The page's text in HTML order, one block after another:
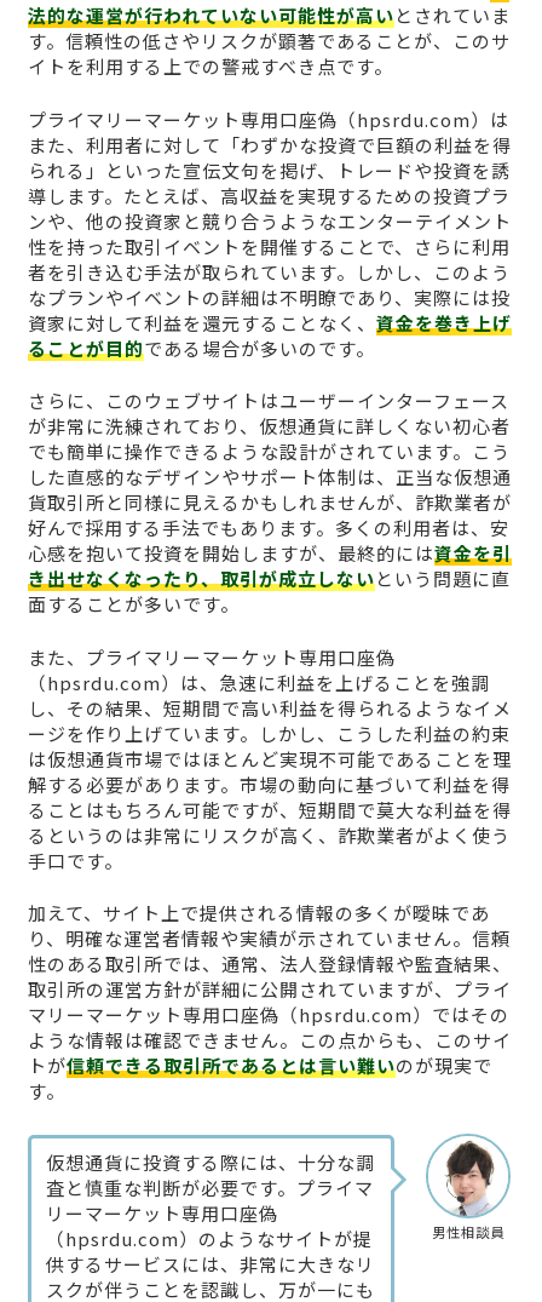
法的な運営が行われていない可能性が高いとされていま
す。信頼性の低さやリスクが顕著であることが、このサ
イトを利用する上での警戒すべき点です。
プライマリーマーケット専用口座偽（hpsrdu.com）は
また、利用者に対して「わずかな投資で巨額の利益を得
られる」といった宣伝文句を掲げ、トレードや投資を誘
導します。たとえば、高収益を実現するための投資プラ
ンや、他の投資家と競り合うようなエンターテイメント
性を持った取引イベントを開催することで、さらに利用
者を引き込む手法が取られています。しかし、このよう
なプランやイベントの詳細は不明瞭であり、実際には投
資家に対して利益を還元することなく、 資金を巻き上げ
ることが目的である場合が多いのです。
さらに、このウェブサイトはユーザーインターフェース
が非常に洗練されており、仮想通貨に詳しくない初心者
でも簡単に操作できるような設計がされています。こう
した直感的なデザインやサポート体制は、正当な仮想通
貨取引所と同様に見えるかもしれませんが、詐欺業者が
好んで採用する手法でもあります。多くの利用者は、安
心感を抱いて投資を開始しますが、最終的には資金を引
き出せなくなったり、取引が成立しないという問題に直
面することが多いです。
また、プライマリーマーケット専用口座偽
（hpsrdu.com）は、急速に利益を上げることを強調
し、その結果、短期間で高い利益を得られるようなイメ
ージを作り上げています。しかし、こうした利益の約束
は仮想通貨市場ではほとんど実現不可能であることを理
解する必要があります。市場の動向に基づいて利益を得
ることはもちろん可能ですが、短期間で莫大な利益を得
るというのは非常にリスクが高く、詐欺業者がよく使う
手口です。
加えて、サイト上で提供される情報の多くが曖昧であ
り、明確な運営者情報や実績が示されていません。信頼
性のある取引所では、通常、法人登録情報や監査結果、
取引所の運営方針が詳細に公開されていますが、プライ
マリーマーケット専用口座偽（hpsrdu.com）ではその
ような情報は確認できません。この点からも、このサイ
トが信頼できる取引所であるとは言い難いのが現実で
す。
男性相談員
仮想通貨に投資する際には、十分な調
査と慎重な判断が必要です。プライマ
リーマーケット専用口座偽
（hpsrdu.com）のようなサイトが提
供するサービスには、非常に大きなリ
スクが伴うことを認識し、万が一にも